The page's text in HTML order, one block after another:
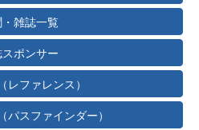
・雑誌一覧
ポンサー
レファレンス）
パスファインダー）